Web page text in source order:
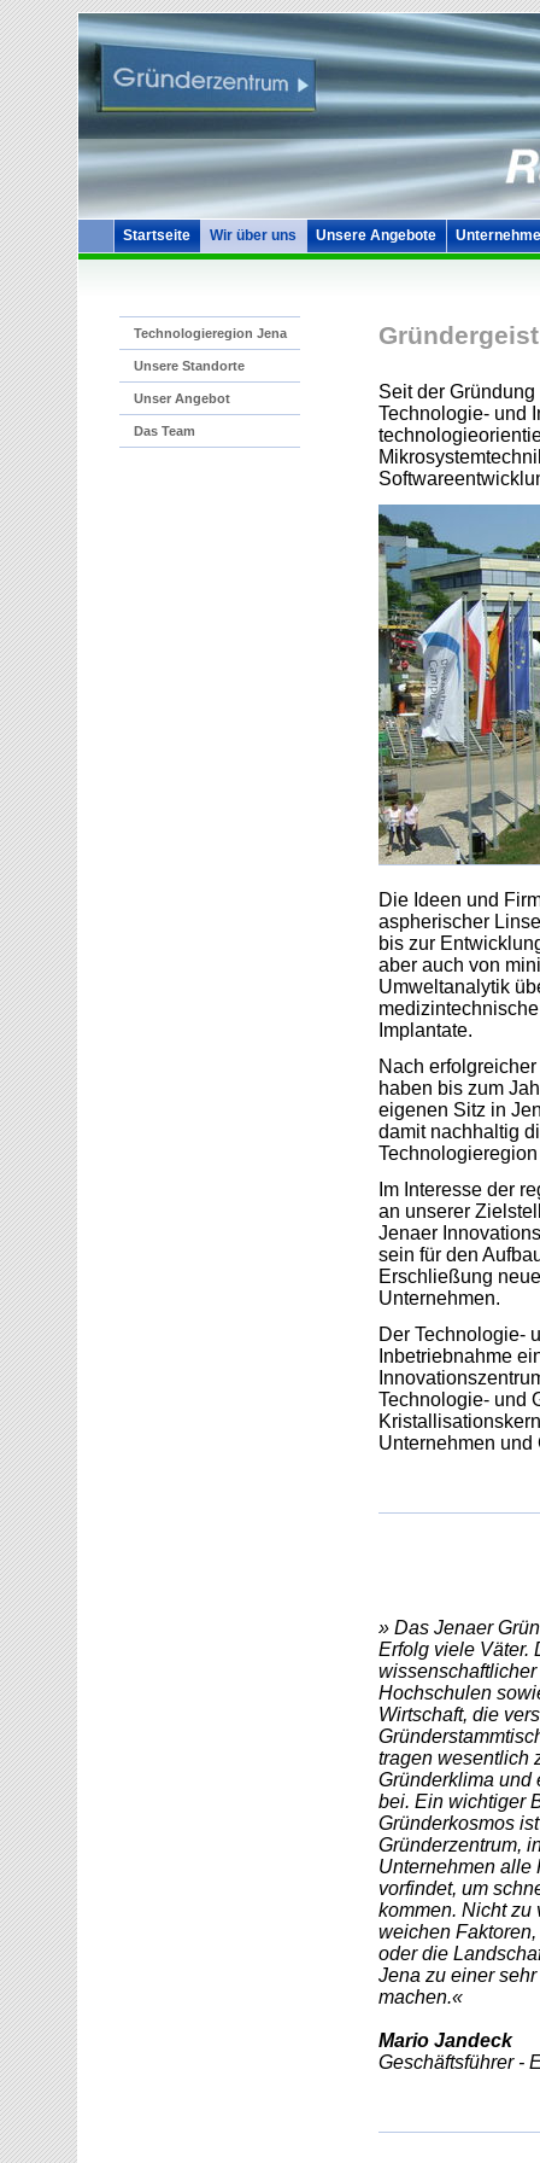
Startseite Wir über uns Unsere Angebote
Technologieregion Jena
Unsere Standorte
Unser Angebot
Das Team
Seit der
Technologie- und
Die Ideen und
aspherischer
bis zur
aber auch von
Umweltanalytik
Implantate.
Nach
haben bis zum
eigenen Sitz in
damit nachhaltig
Im Interesse der
an unserer
Jenaer
sein für den
Erschließung
Unternehmen.
Der Technologie-
Inbetriebnahme
Technologie- und
Unternehmen und
» Das Jenaer
Erfolg viele Väter.
Hochschulen
Wirtschaft, die
tragen wesentlich
Gründerklima und
bei. Ein wichtiger
Gründerkosmos
Gründerzentrum,
Unternehmen alle
vorfindet, um
kommen. Nicht zu
weichen
oder die
Jena zu einer
machen.«
Mario Jandeck
Geschäftsführer -